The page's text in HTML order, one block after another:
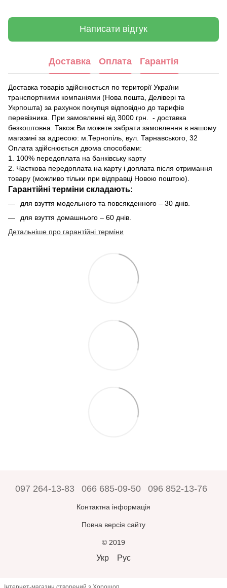
Написати відгук
Доставка Оплата Гарантія
Доставка товарів здійснюється по території України
транспортними компаніями (Нова пошта, Делівері та
Укрпошта) за рахунок покупця відповідно до тарифів
перевізника. При замовленні від 3000 грн. - доставка
безкоштовна. Також Ви можете забрати замовлення в нашому
магазині за адресою: м.Тернопіль, вул. Тарнавського, 32
Оплата здійснюється двома способами:
1. 100% передоплата на банківську карту
2. Часткова передоплата на карту і доплата після отримання
товару (можливо тільки при відправці Новою поштою).
Гарантійні терміни складають:
для взуття модельного та повсякденного – 30 днів.
для взуття домашнього – 60 днів.
Детальніше про гарантійні терміни
097 264-13-83 066 685-09-50 096 852-13-76
Контактна інформація
Повна версія сайту
© 2019
Укр Рус